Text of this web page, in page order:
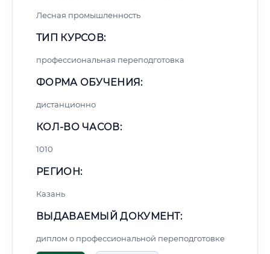
Лесная промышленность
ТИП КУРСОВ:
профессиональная переподготовка
ФОРМА ОБУЧЕНИЯ:
дистанционно
КОЛ-ВО ЧАСОВ:
1010
РЕГИОН:
Казань
ВЫДАВАЕМЫЙ ДОКУМЕНТ:
диплом о профессиональной переподготовке